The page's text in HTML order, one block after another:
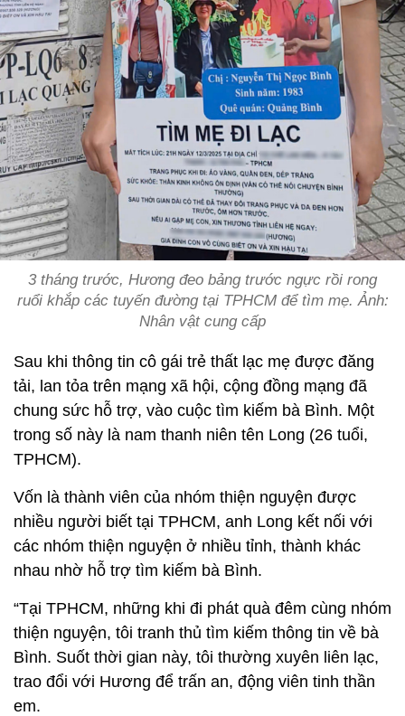
3 tháng trước, Hương đeo bảng trước ngực rồi rong
ruổi khắp các tuyến đường tại TPHCM để tìm mẹ. Ảnh:
Nhân vật cung cấp
Sau khi thông tin cô gái trẻ thất lạc mẹ được đăng
tải, lan tỏa trên mạng xã hội, cộng đồng mạng đã
chung sức hỗ trợ, vào cuộc tìm kiếm bà Bình. Một
trong số này là nam thanh niên tên Long (26 tuổi,
TPHCM).
Vốn là thành viên của nhóm thiện nguyện được
nhiều người biết tại TPHCM, anh Long kết nối với
các nhóm thiện nguyện ở nhiều tỉnh, thành khác
nhau nhờ hỗ trợ tìm kiếm bà Bình.
“Tại TPHCM, những khi đi phát quà đêm cùng nhóm
thiện nguyện, tôi tranh thủ tìm kiếm thông tin về bà
Bình. Suốt thời gian này, tôi thường xuyên liên lạc,
trao đổi với Hương để trấn an, động viên tinh thần
em.